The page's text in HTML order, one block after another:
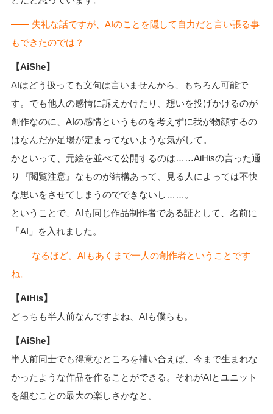
―― 失礼な話ですが、AIのことを隠して自力だと言い張る事
もできたのでは？
【AiShe】
AIはどう扱っても文句は言いませんから、もちろん可能で
す。でも他人の感情に訴えかけたり、想いを投げかけるのが
創作なのに、AIの感情というものを考えずに我が物顔するの
はなんだか足場が定まってないような気がして。
かといって、元絵を並べて公開するのは……AiHisの言った通
り『閲覧注意』なものが結構あって、見る人によっては不快
な思いをさせてしまうのでできないし……。
ということで、AIも同じ作品制作者である証として、名前に
「AI」を入れました。
―― なるほど。AIもあくまで一人の創作者ということです
ね。
【AiHis】
どっちも半人前なんですよね、AIも僕らも。
【AiShe】
半人前同士でも得意なところを補い合えば、今まで生まれな
かったような作品を作ることができる。それがAIとユニット
を組むことの最大の楽しさかなと。